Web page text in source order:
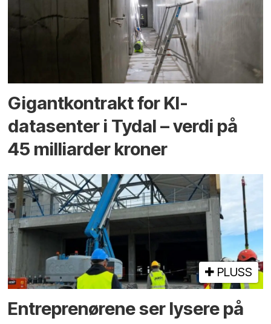
Gigantkontrakt for KI-
datasenter i Tydal – verdi på
45 milliarder kroner
PLUSS
Entreprenørene ser lysere på